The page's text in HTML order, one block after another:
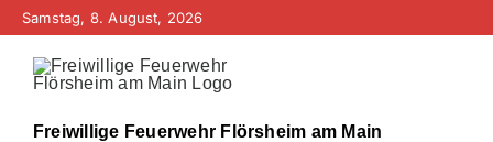
Zum
springen
Samstag, 8. August, 2026
Freiwillige Feuerwehr Flörsheim am Main